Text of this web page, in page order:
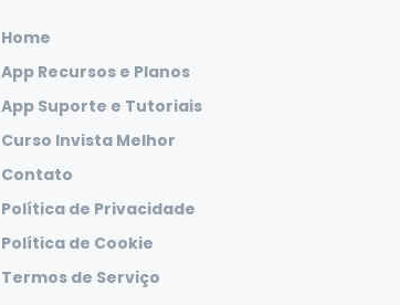
Home
App Recursos e Planos
App Suporte e Tutoriais
Curso Invista Melhor
Contato
Política de Privacidade
Política de Cookie
Termos de Serviço